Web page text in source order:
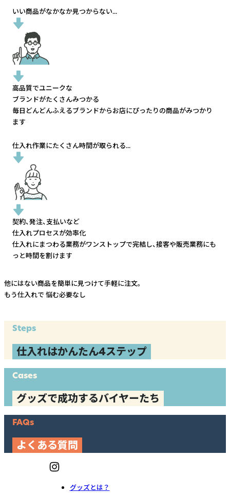
いい商品がなかなか見つからない...
高品質でユニークな
ブランドがたくさんみつかる
毎日どんどんふえるブランドからお店にぴったりの商品がみつかり
ます
仕入れ作業にたくさん時間が取られる...
契約、発注、支払いなど
仕入れプロセスが効率化
仕入れにまつわる業務がワンストップで完結し、接客や販売業務にも
っと時間を割けます
他にはない商品を簡単に見つけて手軽に注文。
もう仕入れで 悩む必要なし
Steps
仕入れはかんたん4ステップ
Cases
グッズで成功するバイヤーたち
FAQs
よくある質問
グッズとは？